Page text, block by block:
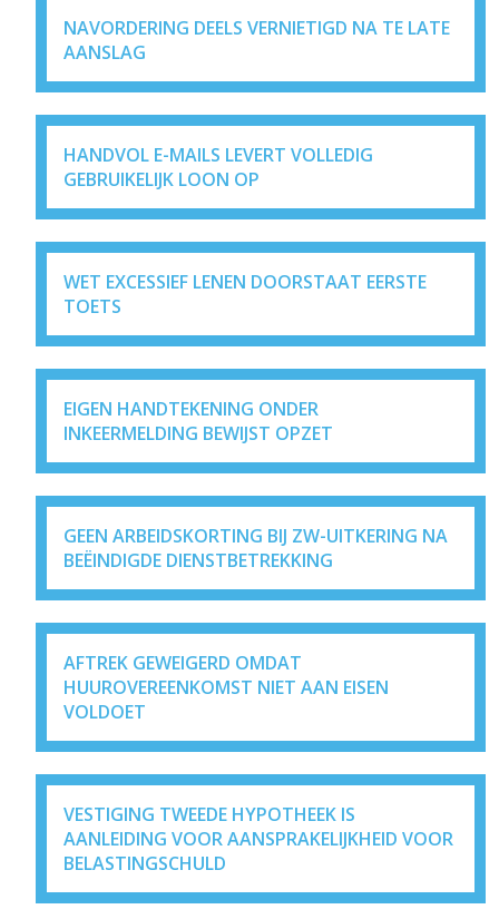
NAVORDERING DEELS VERNIETIGD NA TE LATE
AANSLAG
HANDVOL E-MAILS LEVERT VOLLEDIG
GEBRUIKELIJK LOON OP
WET EXCESSIEF LENEN DOORSTAAT EERSTE
TOETS
EIGEN HANDTEKENING ONDER
INKEERMELDING BEWIJST OPZET
GEEN ARBEIDSKORTING BIJ ZW-UITKERING NA
BEËINDIGDE DIENSTBETREKKING
AFTREK GEWEIGERD OMDAT
HUUROVEREENKOMST NIET AAN EISEN
VOLDOET
VESTIGING TWEEDE HYPOTHEEK IS
AANLEIDING VOOR AANSPRAKELIJKHEID VOOR
BELASTINGSCHULD